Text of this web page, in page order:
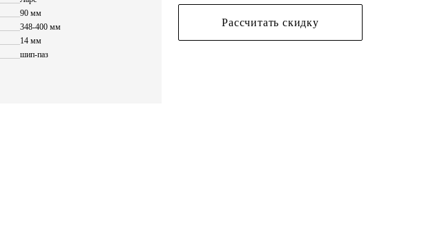
90 мм
348-400 мм
14 мм
шип-паз
Рассчитать скидку